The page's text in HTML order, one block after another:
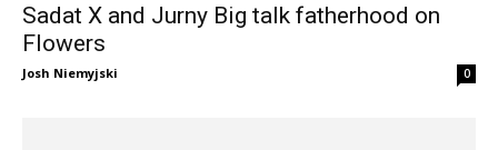
Sadat X and Jurny Big talk fatherhood on
Flowers
Josh Niemyjski 0